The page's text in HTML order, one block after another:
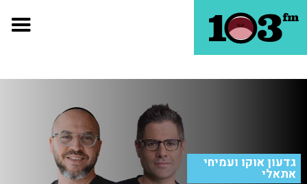
גדעון אוקו ועמיחי
אתאלי